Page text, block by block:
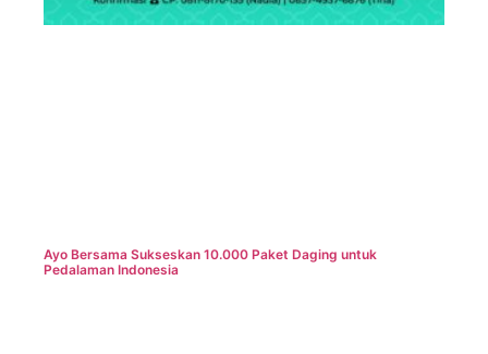
Ayo Bersama Sukseskan 10.000 Paket Daging untuk
Pedalaman Indonesia